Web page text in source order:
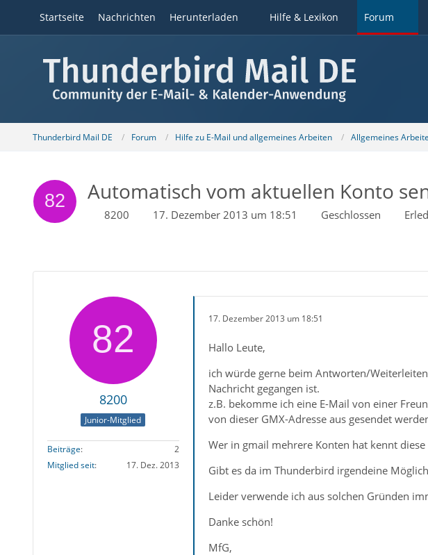
Startseite Nachrichten Herunterladen Hilfe & Lexikon Forum
Thunderbird Mail DE Forum Hilfe zu E-Mail und allgemeines Arbeiten Allgemeines
Automatisch vom aktuellen Konto
8200 17. Dezember 2013 um 18:51 Geschlossen
8200
Junior-Mitglied
Beiträge
2
Mitglied seit
17. Dez. 2013
17. Dezember 2013 um 18:51
Hallo Leute,
ich würde gerne beim Antworten/
Nachricht gegangen ist.
z.B. bekomme ich eine E-Mail von einer
von dieser GMX-Adresse aus gesendet
Wer in gmail mehrere Konten hat kennt
Gibt es da im Thunderbird irgendeine
Leider verwende ich aus solchen Gründen
Danke schön!
MfG,